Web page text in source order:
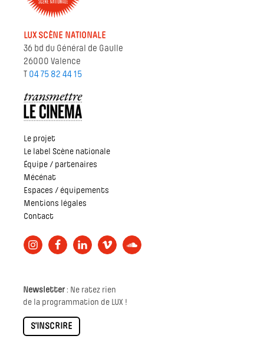
LUX SCÈNE NATIONALE
36 bd du Général de Gaulle
26000 Valence
T 04 75 82 44 15
Le projet
Le label Scène nationale
Équipe / partenaires
Mécénat
Espaces / équipements
Mentions légales
Contact
Newsletter: Ne ratez rien
de la programmation de LUX !
S'INSCRIRE